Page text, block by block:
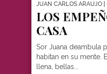
JUAN CARLOS ARAUJO
LOS
CASA
Sor Juana deambula
habitan en su mente.
llena, bellas...